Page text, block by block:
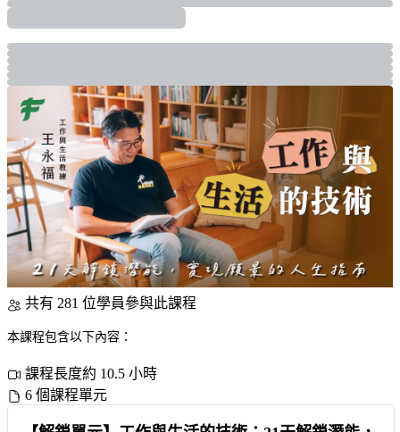
共有 281 位學員參與此課程
本課程包含以下內容：
課程長度約 10.5 小時
6 個課程單元